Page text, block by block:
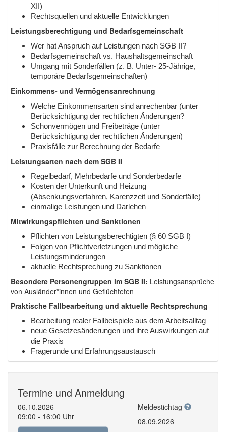
XII)
Rechtsquellen und aktuelle Entwicklungen
Leistungsberechtigung und Bedarfsgemeinschaft
Wer hat Anspruch auf Leistungen nach SGB II?
Bedarfsgemeinschaft vs. Haushaltsgemeinschaft
Umgang mit Sonderfällen (z. B. Unter- 25-Jährige,
temporäre Bedarfsgemeinschaften)
Einkommens- und Vermögensanrechnung
Welche Einkommensarten sind anrechenbar (unter
Berücksichtigung der rechtlichen Änderungen?
Schonvermögen und Freibeträge (unter
Berücksichtigung der rechtlichen Änderungen)
Praxisfälle zur Berechnung der Bedarfe
Leistungsarten nach dem SGB II
Regelbedarf, Mehrbedarfe und Sonderbedarfe
Kosten der Unterkunft und Heizung
(Absenkungsverfahren, Karenzzeit und Sonderfälle)
einmalige Leistungen und Darlehen
Mitwirkungspflichten und Sanktionen
Pflichten von Leistungsberechtigten (§ 60 SGB I)
Folgen von Pflichtverletzungen und mögliche
Leistungsminderungen
aktuelle Rechtsprechung zu Sanktionen
Besondere Personengruppen im SGB II: Leistungsansprüche
von Ausländer*innen und Geflüchteten
Praktische Fallbearbeitung und aktuelle Rechtsprechung
Bearbeitung realer Fallbeispiele aus dem Arbeitsalltag
neue Gesetzesänderungen und ihre Auswirkungen auf
die Praxis
Fragerunde und Erfahrungsaustausch
Termine und Anmeldung
06.10.2026
09:00 - 16:00 Uhr
Meldestichtag
08.09.2026